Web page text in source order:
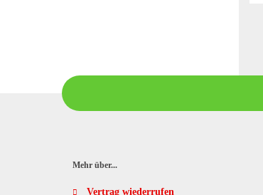
Mehr über...
Vertrag wiederrufen